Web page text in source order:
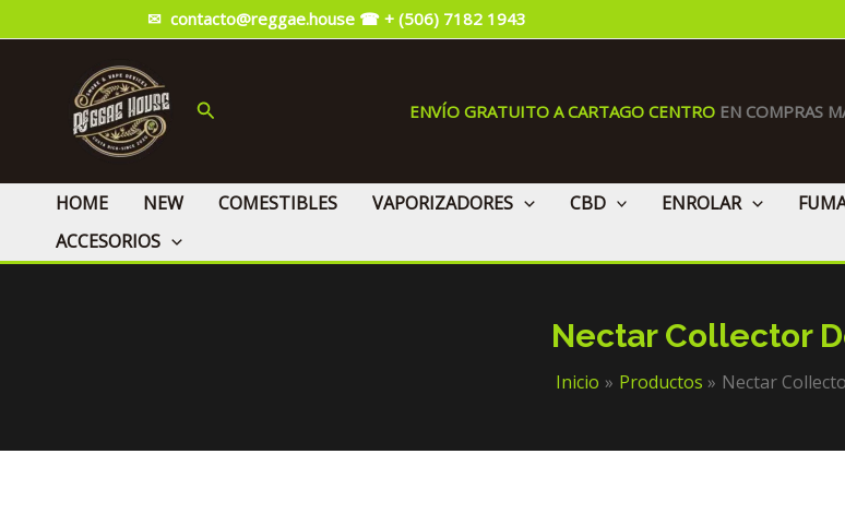
al
✉ contacto@reggae.house ☎ + (506) 7182 1943
Buscar ENVÍO GRATUITO A CARTAGO CENTRO EN COMPRAS
HOME NEW COMESTIBLES VAPORIZADORES CBD ENROLAR
ACCESORIOS
Nectar Collector
Inicio Productos Nectar